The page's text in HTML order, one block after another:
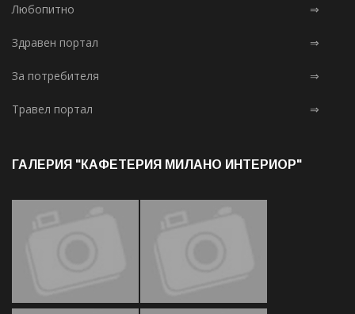
Любопитно ⇒
Здравен портал ⇒
За потребителя ⇒
Травел портал ⇒
ГАЛЕРИЯ "КАФЕТЕРИЯ МИЛАНО ИНТЕРИОР"